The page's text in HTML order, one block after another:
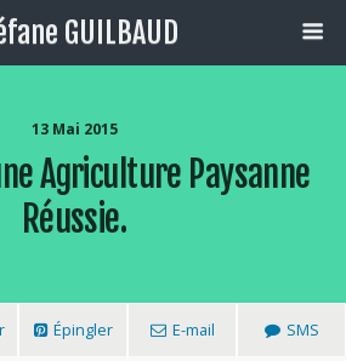
GUILBAUD
13 Mai 2015
Agriculture Paysanne
Réussie.
Épingler E-mail SMS